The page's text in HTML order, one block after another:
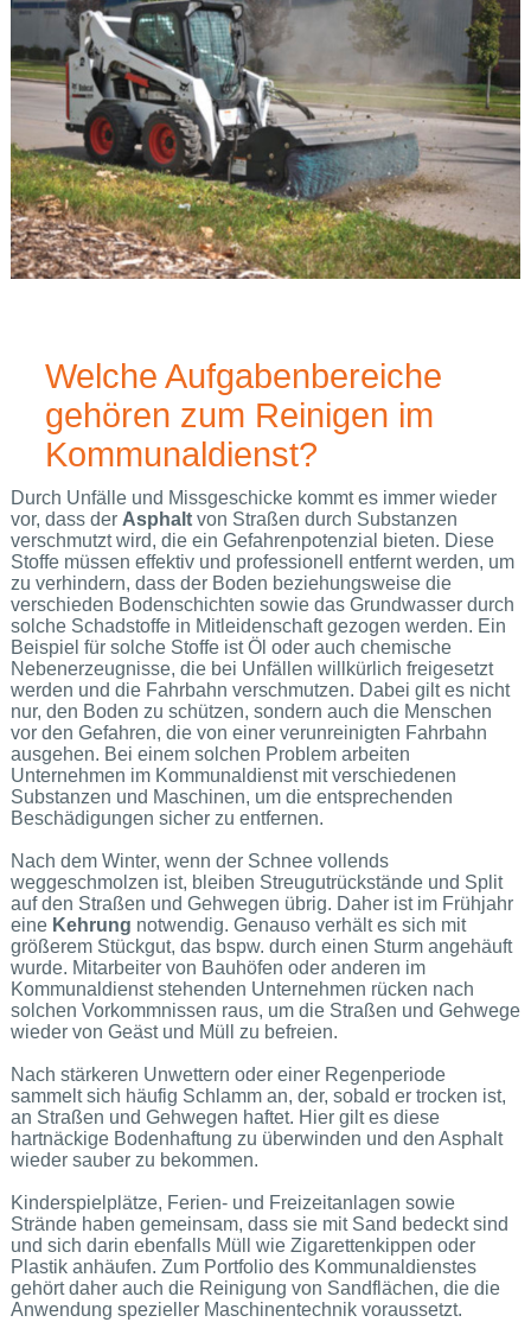
Welche Aufgabenbereiche
gehören zum Reinigen im
Kommunaldienst?
Durch Unfälle und Missgeschicke kommt es immer wieder
vor, dass der Asphaltvon Straßen durch Substanzen
verschmutzt wird, die ein Gefahrenpotenzial bieten. Diese
Stoffe müssen effektiv und professionell entfernt werden, um
zu verhindern, dass der Boden beziehungsweise die
verschieden Bodenschichten sowie das Grundwasser durch
solche Schadstoffe in Mitleidenschaft gezogen werden. Ein
Beispiel für solche Stoffe ist Öl oder auch chemische
Nebenerzeugnisse, die bei Unfällen willkürlich freigesetzt
werden und die Fahrbahn verschmutzen. Dabei gilt es nicht
nur, den Boden zu schützen, sondern auch die Menschen
vor den Gefahren, die von einer verunreinigten Fahrbahn
ausgehen. Bei einem solchen Problem arbeiten
Unternehmen im Kommunaldienst mit verschiedenen
Substanzen und Maschinen, um die entsprechenden
Beschädigungen sicher zu entfernen.
Nach dem Winter, wenn der Schnee vollends
weggeschmolzen ist, bleiben Streugutrückstände und Split
auf den Straßen und Gehwegen übrig. Daher ist im Frühjahr
eine Kehrung notwendig. Genauso verhält es sich mit
größerem Stückgut, das bspw. durch einen Sturm angehäuft
wurde. Mitarbeiter von Bauhöfen oder anderen im
Kommunaldienst stehenden Unternehmen rücken nach
solchen Vorkommnissen raus, um die Straßen und Gehwege
wieder von Geäst und Müll zu befreien.
Nach stärkeren Unwettern oder einer Regenperiode
sammelt sich häufig Schlamm an, der, sobald er trocken ist,
an Straßen und Gehwegen haftet. Hier gilt es diese
hartnäckige Bodenhaftung zu überwinden und den Asphalt
wieder sauber zu bekommen.
Kinderspielplätze, Ferien- und Freizeitanlagen sowie
Strände haben gemeinsam, dass sie mit Sand bedeckt sind
und sich darin ebenfalls Müll wie Zigarettenkippen oder
Plastik anhäufen. Zum Portfolio des Kommunaldienstes
gehört daher auch die Reinigung von Sandflächen, die die
Anwendung spezieller Maschinentechnik voraussetzt.